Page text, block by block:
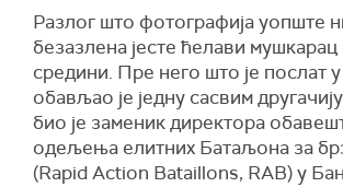
Разлог што фотографија уопште
безазлена јесте ћелави мушкарац
средини. Пре него што је послат
обављао је једну сасвим
био је заменик директора
одељења елитних Батаљона за
(Rapid Action Bataillons, RAB) у